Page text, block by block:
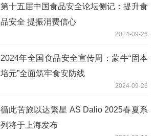
第十五届中国食品安全论坛侧记：提升食
品安全 提振消费信心
2024-09-26
2024年全国食品安全宣传周：蒙牛“固本
培元”全面筑牢食安防线
2024-09-26
循此苦旅以达繁星 AS Dalio 2025春夏系
列将于上海发布